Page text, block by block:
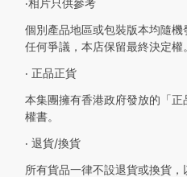
個別產品地區或包裝版本均隨
任何爭議，本店保留最終決定權。
‧ 正品正貨
本集團擁有香港政府發放的「
權書。
‧ 退貨/換貨
所有貨品一律不設退貨或換貨